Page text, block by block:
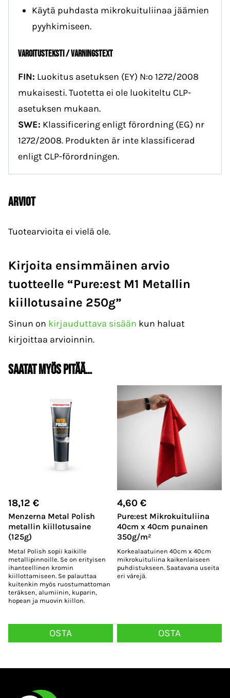
Käytä puhdasta mikrokuituliinaa jäämien
pyyhkimiseen.
VAROITUSTEKSTI / VARNINGSTEXT
FIN: Luokitus asetuksen (EY) N:o 1272/2008
mukaisesti. Tuotetta ei ole luokiteltu CLP-
asetuksen mukaan.
SWE: Klassificering enligt förordning (EG) nr
1272/2008. Produkten är inte klassificerad
enligt CLP-förordningen.
Arviot
Tuotearvioita ei vielä ole.
Kirjoita ensimmäinen arvio
tuotteelle “Pure:est M1 Metallin
kiillotusaine 250g”
Sinun on kirjauduttava sisään kun haluat
kirjoittaa arvioinnin.
Saatat myös pitää…
18,12 €
Menzerna Metal Polish
metallin kiillotusaine
(125g)
Metal Polish sopii kaikille
metallipinnoille. Se on erityisen
ihanteellinen kromin
kiillottamiseen. Se palauttaa
kuitenkin myös ruostumattoman
teräksen, alumiinin, kuparin,
hopean ja muovin kiillon.
OSTA
4,60 €
Pure:est Mikrokuituliina
40cm x 40cm punainen
350g/m²
Korkealaatuinen 40cm x 40cm
mikrokuituliina kaikenlaiseen
puhdistukseen. Saatavana useita
eri värejä.
OSTA